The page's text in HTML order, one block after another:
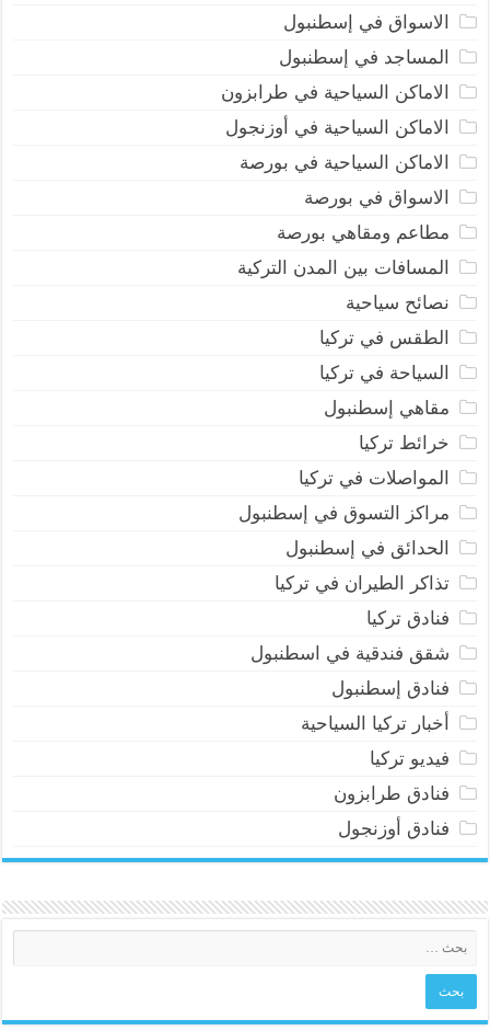
الاسواق في إسطنبول
المساجد في إسطنبول
الاماكن السياحية في طرابزون
الاماكن السياحية في أوزنجول
الاماكن السياحية في بورصة
الاسواق في بورصة
مطاعم ومقاهي بورصة
المسافات بين المدن التركية
نصائح سياحية
الطقس في تركيا
السياحة في تركيا
مقاهي إسطنبول
خرائط تركيا
المواصلات في تركيا
مراكز التسوق في إسطنبول
الحدائق في إسطنبول
تذاكر الطيران في تركيا
فنادق تركيا
شقق فندقية في اسطنبول
فنادق إسطنبول
أخبار تركيا السياحية
فيديو تركيا
فنادق طرابزون
فنادق أوزنجول